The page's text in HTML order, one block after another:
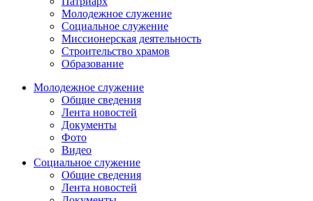
Молодежное служение
Социальное служение
Миссионерская деятельность
Строительство храмов
Образование
Молодежное служение
Общие сведения
Лента новостей
Документы
Фото
Видео
Социальное служение
Общие сведения
Лента новостей